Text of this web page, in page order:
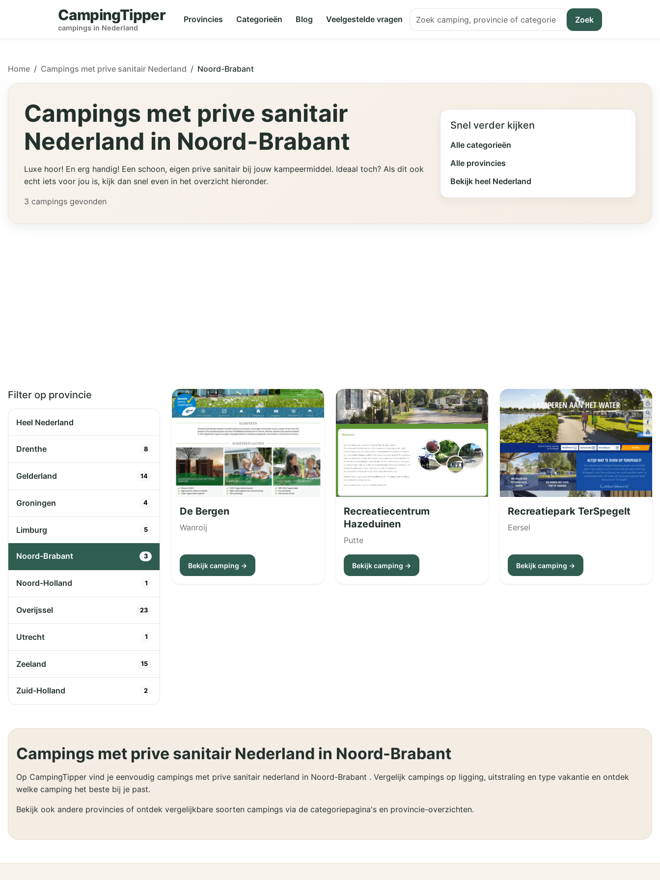
CampingTipper
campings in Nederland
Provincies Categorieën Blog Veelgestelde vragen Zoek
Home Campings met prive sanitair Nederland Noord-Brabant
Campings met prive sanitair
Nederland in Noord-Brabant
Luxe hoor! En erg handig! Een schoon, eigen prive sanitair bij jouw kampeermiddel. Ideaal toch? Als dit ook
echt iets voor jou is, kijk dan snel even in het overzicht hieronder.
3 campings gevonden
Snel verder kijken
Alle categorieën
Alle provincies
Bekijk heel Nederland
Filter op provincie
Heel Nederland
Drenthe 8
Gelderland 14
Groningen 4
Limburg 5
Noord-Brabant 3
Noord-Holland 1
Overijssel 23
Utrecht 1
Zeeland 15
Zuid-Holland 2
De Bergen
Wanroij
Bekijk camping →
Recreatiecentrum
Hazeduinen
Putte
Bekijk camping →
Recreatiepark TerSpegelt
Eersel
Bekijk camping →
Campings met prive sanitair Nederland in Noord-Brabant
Op CampingTipper vind je eenvoudig campings met prive sanitair nederland in Noord-Brabant . Vergelijk campings op ligging, uitstraling en type vakantie en ontdek
welke camping het beste bij je past.
Bekijk ook andere provincies of ontdek vergelijkbare soorten campings via de categoriepagina's en provincie-overzichten.